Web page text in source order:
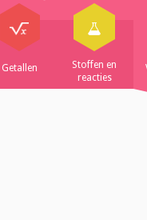
Getallen
Stoffen en
reacties